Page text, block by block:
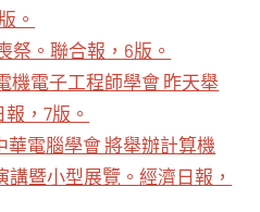
。
祭。聯合報，6版。
機電子工程師學會 昨天舉
，7版。
華電腦學會 將舉辦計算機
暨小型展覽。經濟日報，